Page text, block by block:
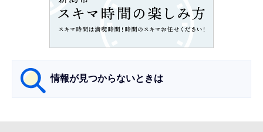
情報が見つからないときは